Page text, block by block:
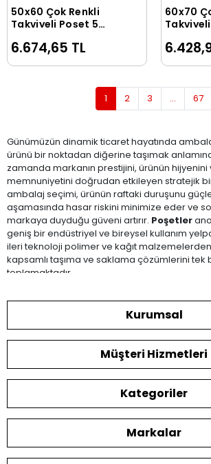
Sepete Ekle
50x60 Çok Renkli
Takviyeli Poşet 5
6.674,65 TL
60x70
1 2 3 ... 67
Günümüzün dinamik ticaret hayatında
ürünü bir noktadan diğerine taşımak
zamanda markanın prestijini, ürünün hijyenini
memnuniyetini doğrudan etkileyen stratejik
ambalaj seçimi, ürünün raftaki duruşunu
aşamasında hasar riskini minimize eder ve
markaya duyduğu güveni artırır. Poşetler
geniş bir endüstriyel ve bireysel kullanım
ileri teknoloji polimer ve kağıt
kapsamlı taşıma ve saklama çözümlerini tek
toplamaktadır.
etmeyi hedeflerken, kaliteden ödün
restoran veya yüksek standartlarda hijyen
kuruluşu—ihtiyaç duyduğunuz tüm poşet ve
Sektörlere Göre
Özelleştirilmiş
Kurumsal
Müşteri Hizmetleri
Kategoriler
Markalar